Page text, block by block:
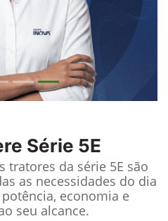
Série 5E
tratores da série 5E são
as necessidades do dia
economia e
seu alcance.